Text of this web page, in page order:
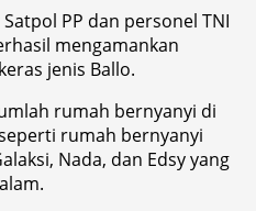
PP dan personel TNI
mengamankan
jenis Ballo.
rumah bernyanyi di
rumah bernyanyi
Nada, dan Edsy yang